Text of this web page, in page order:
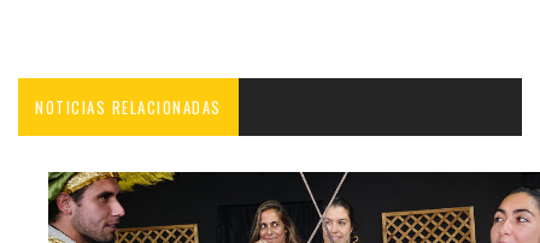
NOTICIAS RELACIONADAS